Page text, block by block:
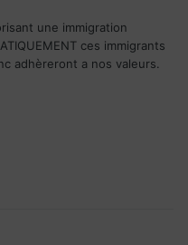
une immigration
ces immigrants
adhèreront a nos valeurs.